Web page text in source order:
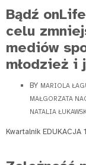
Bądź
celu
mediów
młodzież i
BY MARIOLA
MAŁGORZATA
NATALIA
Kwartalnik EDUKACJA